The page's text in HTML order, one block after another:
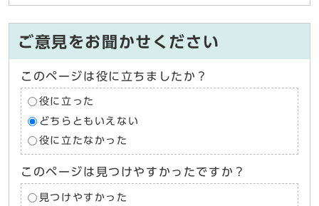
ご意見をお聞かせください
このページは役に立ちましたか？
役に立った
どちらともいえない
役に立たなかった
このページは見つけやすかったですか？
見つけやすかった